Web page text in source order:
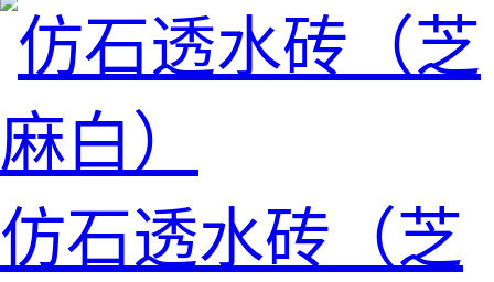
仿石透水砖（芝